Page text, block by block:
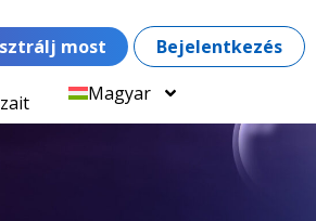
most Bejelentkezés
Magyar